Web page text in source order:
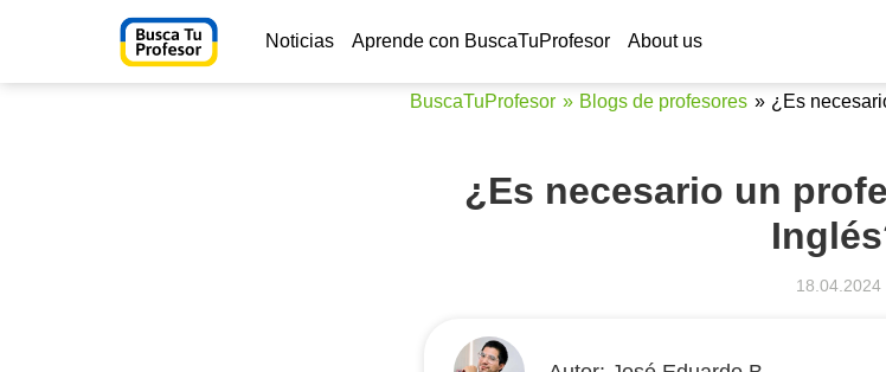
Noticias Aprende con BuscaTuProfesor About us
BuscaTuProfesor Blogs de profesores ¿Es
¿Es necesario un
18.04.2024